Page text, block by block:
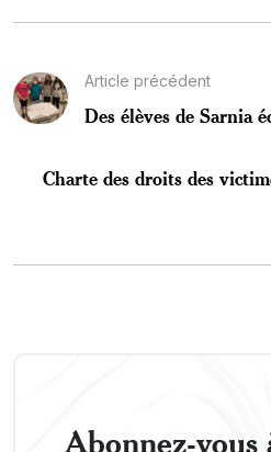
Article précédent
Des élèves de Sarnia
Charte des droits des
Abonnez-vous